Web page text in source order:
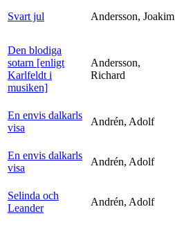
Svart jul Andersson, Joakim
Den blodiga
sotarn [enligt
Karlfeldt i
musiken]
Andersson,
Richard
En envis dalkarls
visa
Andrén, Adolf
En envis dalkarls
visa
Andrén, Adolf
Selinda och
Leander
Andrén, Adolf